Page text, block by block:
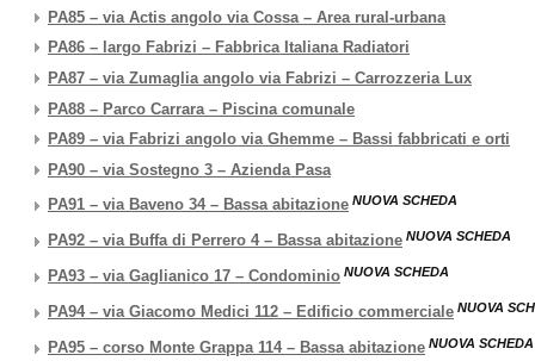
PA85 – via Actis angolo via Cossa – Area rural-urbana
PA86 – largo Fabrizi – Fabbrica Italiana Radiatori
PA87 – via Zumaglia angolo via Fabrizi – Carrozzeria Lux
PA88 – Parco Carrara – Piscina comunale
PA89 – via Fabrizi angolo via Ghemme – Bassi fabbricati e orti
PA90 – via Sostegno 3 – Azienda Pasa
PA91 – via Baveno 34 – Bassa abitazione NUOVA SCHEDA
PA92 – via Buffa di Perrero 4 – Bassa abitazione NUOVA SCHEDA
PA93 – via Gaglianico 17 – Condominio NUOVA SCHEDA
PA94 – via Giacomo Medici 112 – Edificio commerciale NUOVA
PA95 – corso Monte Grappa 114 – Bassa abitazione NUOVA SCHEDA